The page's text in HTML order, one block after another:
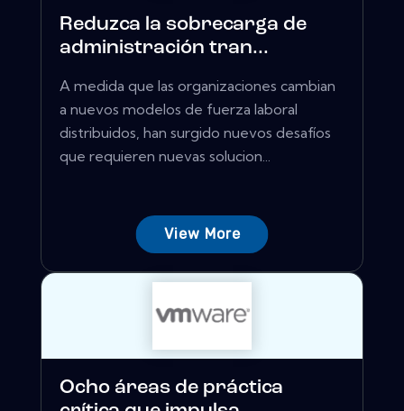
Reduzca la sobrecarga de
administración tran...
A medida que las organizaciones cambian
a nuevos modelos de fuerza laboral
distribuidos, han surgido nuevos desafíos
que requieren nuevas solucion...
View More
Ocho áreas de práctica